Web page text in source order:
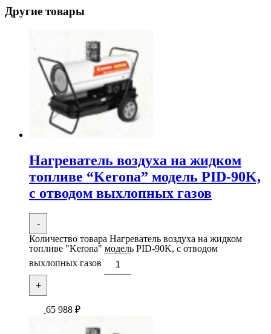
Другие товары
Нагреватель воздуха на жидком
топливе “Kerona” модель PID-90K,
с отводом выхлопных газов
-
Количество товара Нагреватель воздуха на жидком
топливе "Kerona" модель PID-90K, с отводом
выхлопных газов
+
65 988 ₽